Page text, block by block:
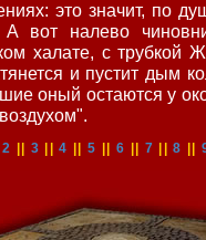
это значит, по
вот налево
халате, с трубкой
и пустит дым
оный остаются у
2 3 ||4 ||5 6 7 ||8